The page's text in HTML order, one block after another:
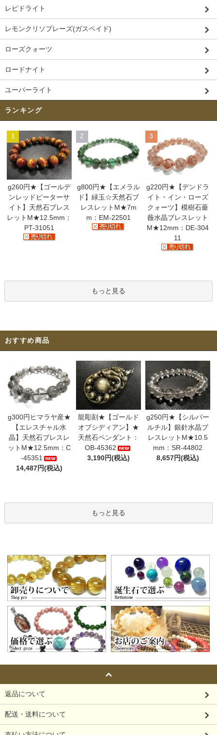
レピドライト
レモンクリソプレーズ(ガスペイド)
ローズクォーツ
ロードナイト
ユーパーライト
ランキング
1
g260円★【ゴールデ
ンレッドピーターサ
イト】天然石ブレス
レットM★12.5mm：
PT-31051
2
g800円★【エメラル
ド】緑玉☆天然石ブ
レスレットM★7m
m：EM-22501
3
g220円★【デンドラ
イト・イン・ローズ
クォーツ】模樹石薔
薇水晶ブレスレット
M★12mm：DE-304
11
もっと見る
おすすめ商品
g300円ヒマラヤ産★
【エレスチャル水
晶】天然石ブレスレ
ットM★12.5mm：C
-45351
14,487円(税込)
龍彫刻★【ゴールド
オブシディアン】★
天然石ペンダント：
OB-45362
3,190円(税込)
g250円★【シルバー
ルチル】銀針水晶ブ
レスレットM★10.5
mm：SR-44802
8,657円(税込)
もっと見る
返品について
配送・送料について